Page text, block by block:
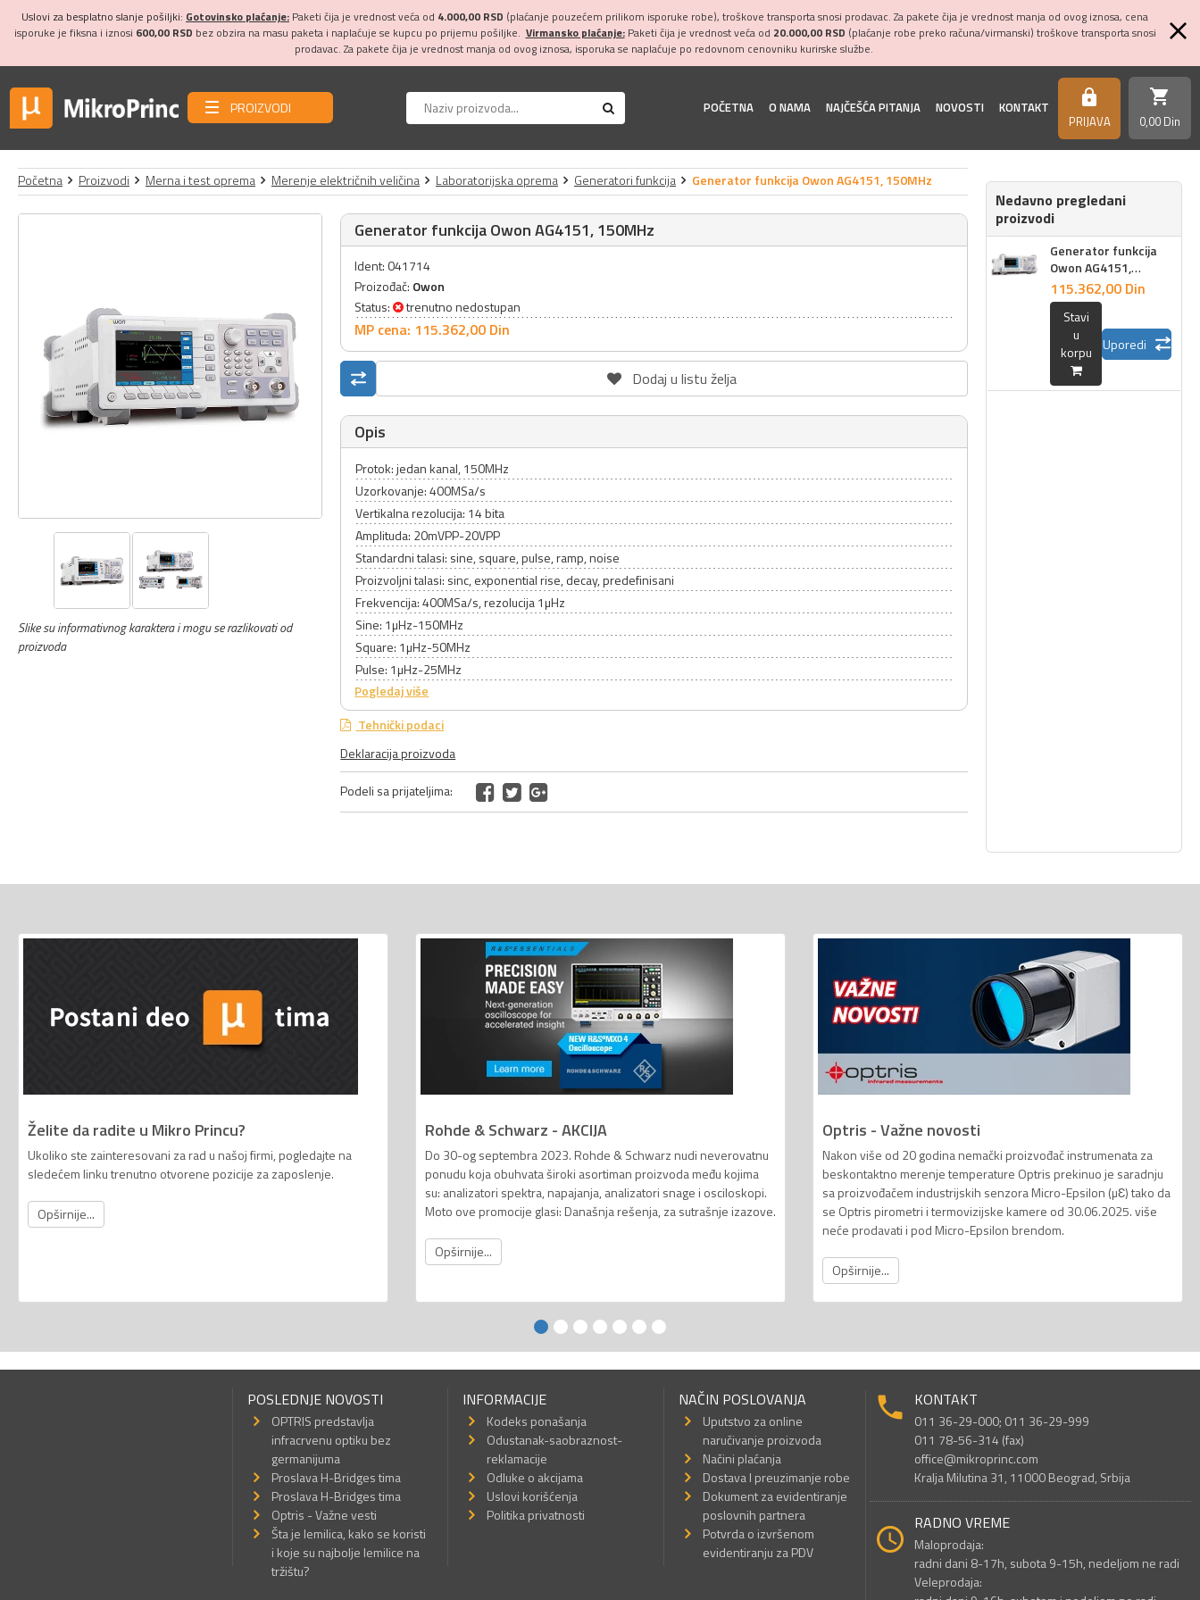
Uslovi za besplatno slanje pošiljki: Gotovinsko plaćanje: Paketi čija je vrednost veća od 4.000,00 RSD (plaćanje pouzećem prilikom isporuke robe), troškove transporta snosi prodavac. Za pakete čija je vrednost manja od ovog iznosa, cena
isporuke je fiksna i iznosi 600,00 RSD bez obzira na masu paketa i naplaćuje se kupcu po prijemu pošiljke. Virmansko plaćanje:Paketi čija je vrednost veća od 20.000,00 RSD (plaćanje robe preko računa/virmanski) troškove transporta snosi
prodavac. Za pakete čija je vrednost manja od ovog iznosa, isporuka se naplaćuje po redovnom cenovniku kurirske službe.
PROIZVODI POČETNA O NAMA NAJČEŠĆA PITANJA NOVOSTI KONTAKT https
PRIJAVA
shopping_cart
0,00 Din
Početna Proizvodi Merna i test oprema Merenje električnih veličina Laboratorijska oprema Generatori funkcija Generator funkcija Owon AG4151, 150MHz
Slike su informativnog karaktera i mogu se razlikovati od
proizvoda
Generator funkcija Owon AG4151, 150MHz
Ident: 041714
Proizođač: Owon
Status:
trenutno nedostupan
MP cena: 115.362,00 Din
Dodaj u listu želja
Opis
Protok: jedan kanal, 150MHz
Uzorkovanje: 400MSa/s
Vertikalna rezolucija: 14 bita
Amplituda: 20mVPP-20VPP
Standardni talasi: sine, square, pulse, ramp, noise
Proizvoljni talasi: sinc, exponential rise, decay, predefinisani
Frekvencija: 400MSa/s, rezolucija 1µHz
Sine: 1µHz-150MHz
Square: 1µHz-50MHz
Pulse: 1µHz-25MHz
Pogledaj više
Tehnički podaci
Deklaracija proizvoda
Podeli sa prijateljima:
Nedavno pregledani
proizvodi
Generator funkcija
Owon AG4151,
150MHz
115.362,00 Din
Stavi
u
korpu
Uporedi
Želite da radite u Mikro Princu?
Ukoliko ste zainteresovani za rad u našoj firmi, pogledajte na
sledećem linku trenutno otvorene pozicije za zaposlenje.
Opširnije...
Rohde & Schwarz - AKCIJA
Do 30-og septembra 2023. Rohde & Schwarz nudi neverovatnu
ponudu koja obuhvata široki asortiman proizvoda među kojima
su: analizatori spektra, napajanja, analizatori snage i osciloskopi.
Moto ove promocije glasi: Današnja rešenja, za sutrašnje izazove.
Opširnije...
Optris - Važne novosti
Nakon više od 20 godina nemački proizvođač instrumenata za
beskontaktno merenje temperature Optris prekinuo je saradnju
sa proizvođačem industrijskih senzora Micro-Epsilon (µƐ) tako da
se Optris pirometri i termovizijske kamere od 30.06.2025. više
neće prodavati i pod Micro-Epsilon brendom.
Opširnije...
POSLEDNJE NOVOSTI
OPTRIS predstavlja
infracrvenu optiku bez
germanijuma
Proslava H-Bridges tima
Proslava H-Bridges tima
Optris - Važne vesti
Šta je lemilica, kako se koristi
i koje su najbolje lemilice na
tržištu?
INFORMACIJE
Kodeks ponašanja
Odustanak-saobraznost-
reklamacije
Odluke o akcijama
Uslovi korišćenja
Politika privatnosti
NAČIN POSLOVANJA
Uputstvo za online
naručivanje proizvoda
Načini plaćanja
Dostava I preuzimanje robe
Dokument za evidentiranje
poslovnih partnera
Potvrda o izvršenom
evidentiranju za PDV
KONTAKT
011 36-29-000; 011 36-29-999
011 78-56-314 (fax)
office@mikroprinc.com
Kralja Milutina 31, 11000 Beograd, Srbija
RADNO VREME
Maloprodaja:
radni dani 8-17h, subota 9-15h, nedeljom ne radi
Veleprodaja: